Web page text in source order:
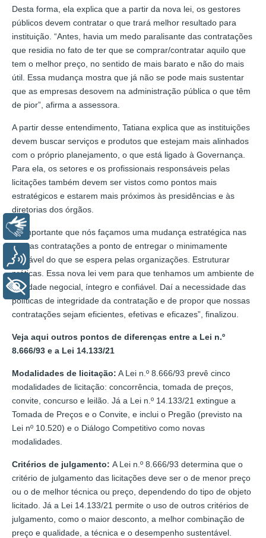
Desta forma, ela explica que a partir da nova lei, os gestores
públicos devem contratar o que trará melhor resultado para
instituição. “Antes, havia um medo paralisante das contratações
que residia no fato de ter que se comprar/contratar aquilo que
tem o melhor preço, no sentido de mais barato e não do mais
útil. Essa mudança mostra que já não se pode mais sustentar
que as empresas desovem na administração pública o que têm
de pior”, afirma a assessora.
A partir desse entendimento, Tatiana explica que as instituições
devem buscar serviços e produtos que estejam mais alinhados
com o próprio planejamento, o que está ligado à Governança.
Para ela, os setores e os profissionais responsáveis pelas
licitações também devem ser vistos como pontos mais
estratégicos e estarem mais próximos às presidências e às
diretorias dos órgãos.
“É importante que nós façamos uma mudança estratégica nas
nossas contratações a ponto de entregar o minimamente
razoável do que se espera pelas organizações. Estruturar
práticas. Essa nova lei vem para que tenhamos um ambiente de
equidade negocial, íntegro e confiável. Daí a necessidade das
políticas de integridade da contratação e de propor que nossas
contratações sejam eficientes, efetivas e eficazes”, finalizou.
Veja aqui outros pontos de diferenças entre a Lei n.º
8.666/93 e a Lei 14.133/21
Modalidades de licitação: A Lei n.º 8.666/93 prevê cinco
modalidades de licitação: concorrência, tomada de preços,
convite, concurso e leilão. Já a Lei n.º 14.133/21 extingue a
Tomada de Preços e o Convite, e inclui o Pregão (previsto na
Lei nº 10.520) e o Diálogo Competitivo como novas
modalidades.
Critérios de julgamento: A Lei n.º 8.666/93 determina que o
critério de julgamento das licitações deve ser o de menor preço
ou o de melhor técnica ou preço, dependendo do tipo de objeto
licitado. Já a Lei 14.133/21 permite o uso de outros critérios de
julgamento, como o maior desconto, a melhor combinação de
preço e qualidade, a técnica e o desempenho sustentável.
Voz
+ Acessibilidade